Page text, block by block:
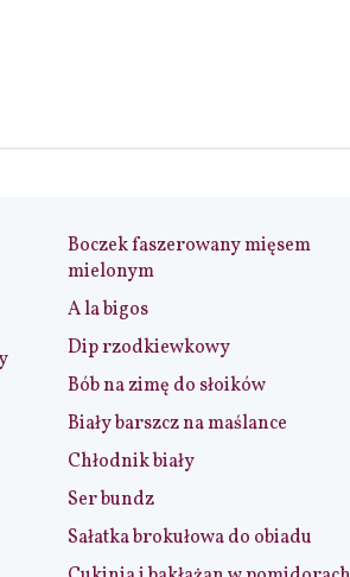
Boczek faszerowany mięsem
mielonym
A la bigos
Dip rzodkiewkowy
Bób na zimę do słoików
Biały barszcz na maślance
Chłodnik biały
Ser bundz
Sałatka brokułowa do obiadu